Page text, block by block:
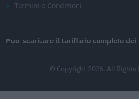
Termini e Condizioni
Puoi scaricare il tariffario completo
© Copyright 2026. All Rights